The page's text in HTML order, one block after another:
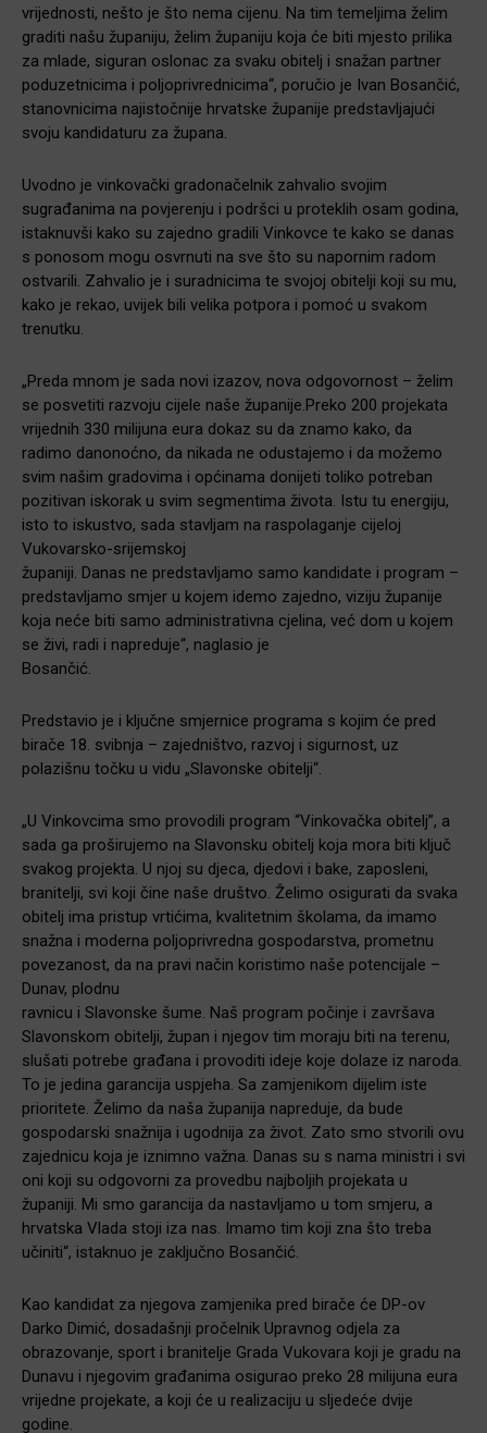
vrijednosti, nešto je što nema cijenu. Na tim temeljima želim
graditi našu županiju, želim županiju koja će biti mjesto prilika
za mlade, siguran oslonac za svaku obitelj i snažan partner
poduzetnicima i poljoprivrednicima“, poručio je Ivan Bosančić,
stanovnicima najistočnije hrvatske županije predstavljajući
svoju kandidaturu za župana.
Uvodno je vinkovački gradonačelnik zahvalio svojim
sugrađanima na povjerenju i podršci u proteklih osam godina,
istaknuvši kako su zajedno gradili Vinkovce te kako se danas
s ponosom mogu osvrnuti na sve što su napornim radom
ostvarili. Zahvalio je i suradnicima te svojoj obitelji koji su mu,
kako je rekao, uvijek bili velika potpora i pomoć u svakom
trenutku.
„Preda mnom je sada novi izazov, nova odgovornost – želim
se posvetiti razvoju cijele naše županije.Preko 200 projekata
vrijednih 330 milijuna eura dokaz su da znamo kako, da
radimo danonoćno, da nikada ne odustajemo i da možemo
svim našim gradovima i općinama donijeti toliko potreban
pozitivan iskorak u svim segmentima života. Istu tu energiju,
isto to iskustvo, sada stavljam na raspolaganje cijeloj
Vukovarsko-srijemskoj
županiji. Danas ne predstavljamo samo kandidate i program –
predstavljamo smjer u kojem idemo zajedno, viziju županije
koja neće biti samo administrativna cjelina, već dom u kojem
se živi, radi i napreduje“, naglasio je
Bosančić.
Predstavio je i ključne smjernice programa s kojim će pred
birače 18. svibnja – zajedništvo, razvoj i sigurnost, uz
polazišnu točku u vidu „Slavonske obitelji“.
„U Vinkovcima smo provodili program “Vinkovačka obitelj”, a
sada ga proširujemo na Slavonsku obitelj koja mora biti ključ
svakog projekta. U njoj su djeca, djedovi i bake, zaposleni,
branitelji, svi koji čine naše društvo. Želimo osigurati da svaka
obitelj ima pristup vrtićima, kvalitetnim školama, da imamo
snažna i moderna poljoprivredna gospodarstva, prometnu
povezanost, da na pravi način koristimo naše potencijale –
Dunav, plodnu
ravnicu i Slavonske šume. Naš program počinje i završava
Slavonskom obitelji, župan i njegov tim moraju biti na terenu,
slušati potrebe građana i provoditi ideje koje dolaze iz naroda.
To je jedina garancija uspjeha. Sa zamjenikom dijelim iste
prioritete. Želimo da naša županija napreduje, da bude
gospodarski snažnija i ugodnija za život. Zato smo stvorili ovu
zajednicu koja je iznimno važna. Danas su s nama ministri i svi
oni koji su odgovorni za provedbu najboljih projekata u
županiji. Mi smo garancija da nastavljamo u tom smjeru, a
hrvatska Vlada stoji iza nas. Imamo tim koji zna što treba
učiniti“, istaknuo je zaključno Bosančić.
Kao kandidat za njegova zamjenika pred birače će DP-ov
Darko Dimić, dosadašnji pročelnik Upravnog odjela za
obrazovanje, sport i branitelje Grada Vukovara koji je gradu na
Dunavu i njegovim građanima osigurao preko 28 milijuna eura
vrijedne projekate, a koji će u realizaciju u sljedeće dvije
godine.